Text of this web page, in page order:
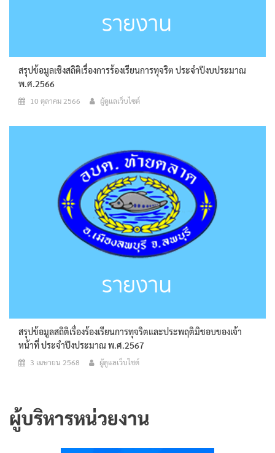
สรุปข้อมูลเชิงสถิติเรื่องการร้องเรียนการทุจริต ประจำปีงบประมาณ
พ.ศ.2566
10 ตุลาคม 2566 ผู้ดูแลเว็บไซต์
สรุปข้อมูลสถิติเรื่องร้องเรียนการทุจริตและประพฤติมิชอบของเจ้า
หน้าที่ ประจำปีงประมาณ พ.ศ.2567
3 เมษายน 2568 ผู้ดูแลเว็บไซต์
ผู้บริหารหน่วยงาน